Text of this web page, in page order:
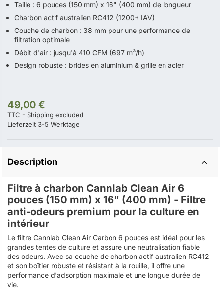
Taille : 6 pouces (150 mm) x 16" (400 mm) de longueur
Charbon actif australien RC412 (1200+ IAV)
Couche de charbon : 38 mm pour une performance de
filtration optimale
Débit d'air : jusqu'à 410 CFM (697 m³/h)
Design robuste : brides en aluminium & grille en acier
49,00 €
TTC
Shipping excluded
Lieferzeit 3-5 Werktage
Description
Filtre à charbon Cannlab Clean Air 6
pouces (150 mm) x 16" (400 mm) - Filtre
anti-odeurs premium pour la culture en
intérieur
Le filtre Cannlab Clean Air Carbon 6 pouces est idéal pour les
grandes tentes de culture et assure une neutralisation fiable
des odeurs. Avec sa couche de charbon actif australien RC412
et son boîtier robuste et résistant à la rouille, il offre une
performance d'adsorption maximale et une longue durée de
vie.